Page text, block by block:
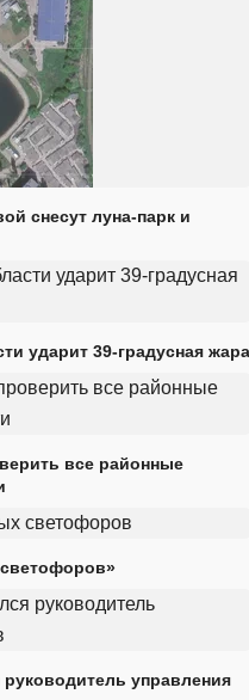
снесут луна-парк и
ударит 39-градусная жара
все районные
управления